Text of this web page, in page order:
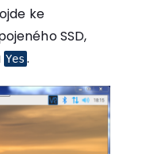
ke
SSD,
Yes .